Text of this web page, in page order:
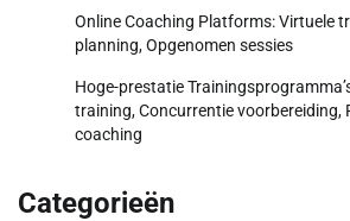
Online Coaching Platforms: Virtuele
planning, Opgenomen sessies
Hoge-prestatie
training, Concurrentie voorbereiding,
coaching
Categorieën